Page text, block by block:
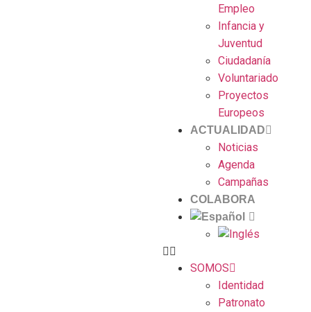
Empleo
Infancia y
Juventud
Ciudadanía
Voluntariado
Proyectos
Europeos
ACTUALIDAD
Noticias
Agenda
Campañas
COLABORA
SOMOS
Identidad
Patronato